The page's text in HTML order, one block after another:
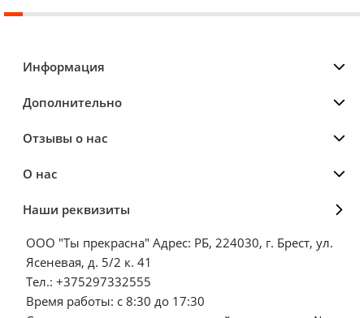
Информация
Дополнительно
Отзывы о нас
О нас
Наши реквизиты
ООО "Ты прекрасна" Адрес: РБ, 224030, г. Брест, ул.
Ясеневая, д. 5/2 к. 41
Тел.: +375297332555
Время работы: с 8:30 до 17:30